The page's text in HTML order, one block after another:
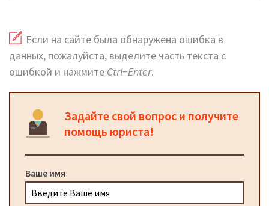
Если на сайте была обнаружена ошибка в
данных, пожалуйста, выделите часть текста с
ошибкой и нажмите Ctrl+Enter.
Задайте свой вопрос и получите
помощь юриста!
Ваше имя